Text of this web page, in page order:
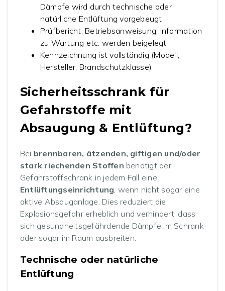
Dämpfe wird durch technische oder
natürliche Entlüftung vorgebeugt
Prüfbericht, Betriebsanweisung, Information
zu Wartung etc. werden beigelegt
Kennzeichnung ist vollständig (Modell,
Hersteller, Brandschutzklasse)
Sicherheitsschrank für
Gefahrstoffe mit
Absaugung & Entlüftung?
Bei brennbaren, ätzenden, giftigen und/oder
stark riechenden Stoffen benötigt der
Gefahrstoffschrank in jedem Fall eine
Entlüftungseinrichtung , wenn nicht sogar eine
aktive Absauganlage. Dies reduziert die
Explosionsgefahr erheblich und verhindert, dass
sich gesundheitsgefährdende Dämpfe im Schrank
oder sogar im Raum ausbreiten.
Technische oder natürliche
Entlüftung